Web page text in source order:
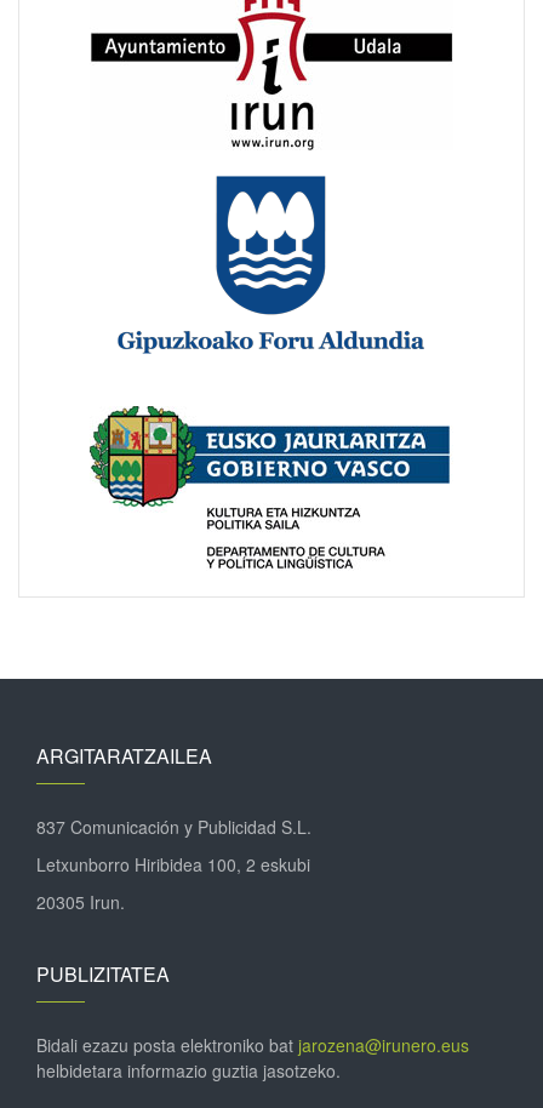
ARGITARATZAILEA
837 Comunicación y Publicidad S.L.
Letxunborro Hiribidea 100, 2 eskubi
20305 Irun.
PUBLIZITATEA
Bidali ezazu posta elektroniko bat jarozena@irunero.eus
helbidetara informazio guztia jasotzeko.